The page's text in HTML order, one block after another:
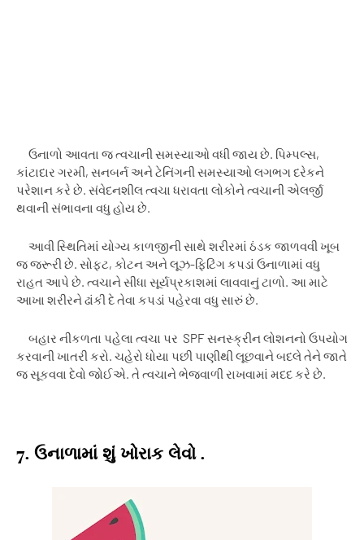
ઉનાળો આવતા જ ત્વચાની સમસ્યાઓ વધી જાય છે. પિમ્પલ્સ,
કાંટાદાર ગરમી, સનબર્ન અને ટેનિંગની સમસ્યાઓ લગભગ દરેકને
પરેશાન કરે છે. સંવેદનશીલ ત્વચા ધરાવતા લોકોને ત્વચાની એલર્જી
થવાની સંભાવના વધુ હોય છે.
આવી સ્થિતિમાં યોગ્ય કાળજીની સાથે શરીરમાં ઠંડક જાળવવી ખૂબ
જ જરૂરી છે. સોફ્ટ, કોટન અને લૂઝ-ફિટિંગ કપડાં ઉનાળામાં વધુ
રાહત આપે છે. ત્વચાને સીધા સૂર્યપ્રકાશમાં લાવવાનું ટાળો. આ માટે
આખા શરીરને ઢાંકી દે તેવા કપડાં પહેરવા વધુ સારું છે.
બહાર નીકળતા પહેલા ત્વચા પર SPFસનસ્ક્રીન લોશનનો ઉપયોગ
કરવાની ખાતરી કરો. ચહેરો ધોયા પછી પાણીથી લૂછવાને બદલે તેને જાતે
જ સૂકવવા દેવો જોઈએ. તે ત્વચાને ભેજવાળી રાખવામાં મદદ કરે છે.
7. ઉનાળામાં શું ખોરાક લેવો .